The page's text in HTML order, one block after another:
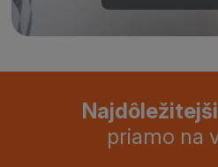
priamo na